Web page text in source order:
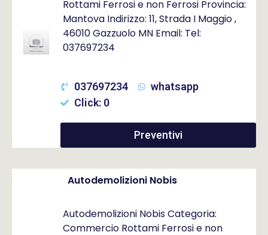
Rottami Ferrosi e non Ferrosi Provincia:
Mantova Indirizzo: 11, Strada I Maggio ,
46010 Gazzuolo MN Email: Tel:
037697234
037697234
whatsapp
Click: 0
Preventivi
Autodemolizioni Nobis
Autodemolizioni Nobis Categoria:
Commercio Rottami Ferrosi e non